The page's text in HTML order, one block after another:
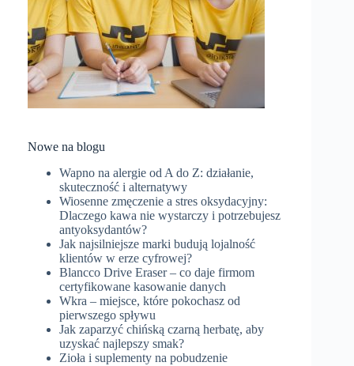
Nowe na blogu
Wapno na alergie od A do Z: działanie,
skuteczność i alternatywy
Wiosenne zmęczenie a stres oksydacyjny:
Dlaczego kawa nie wystarczy i potrzebujesz
antyoksydantów?
Jak najsilniejsze marki budują lojalność
klientów w erze cyfrowej?
Blancco Drive Eraser – co daje firmom
certyfikowane kasowanie danych
Wkra – miejsce, które pokochasz od
pierwszego spływu
Jak zaparzyć chińską czarną herbatę, aby
uzyskać najlepszy smak?
Zioła i suplementy na pobudzenie